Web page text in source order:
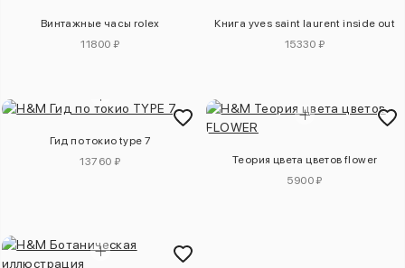
Винтажные часы rolex
11800 ₽
Книга yves saint laurent inside out
15330 ₽
Гид по токио type 7
13760 ₽
Теория цвета цветов flower
5900 ₽